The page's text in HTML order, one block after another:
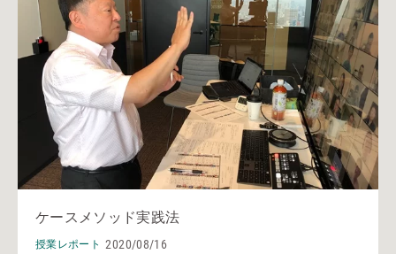
ケースメソッド実践法
授業レポート 2020/08/16